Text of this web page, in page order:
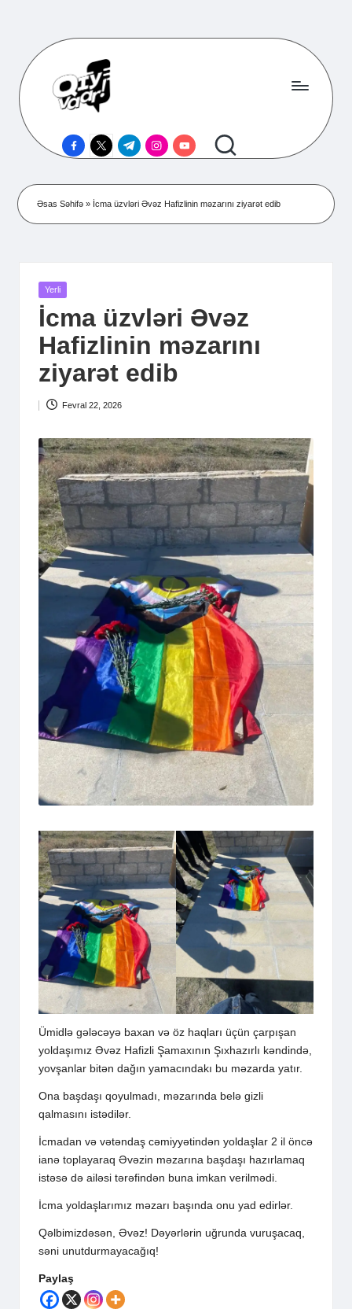
content
ı
y
V
r!
Media
Portalı
facebook.com
twitter.com
t.me instagram.com
youtube.com
Əsas Səhifə » İcma üzvləri Əvəz Hafizlinin məzarını ziyarət edib
Posted
in
Yerli
İcma üzvləri Əvəz
Hafizlinin məzarını
ziyarət edib
Fevral 22, 2026
Ümidlə gələcəyə baxan və öz haqları üçün çarpışan
yoldaşımız Əvəz Hafizli Şamaxının Şıxhazırlı kəndində,
yovşanlar bitən dağın yamacındakı bu məzarda yatır.
Ona başdaşı qoyulmadı, məzarında belə gizli
qalmasını istədilər.
İcmadan və vətəndaş cəmiyyətindən yoldaşlar 2 il öncə
ianə toplayaraq Əvəzin məzarına başdaşı hazırlamaq
istəsə də ailəsi tərəfindən buna imkan verilmədi.
İcma yoldaşlarımız məzarı başında onu yad edirlər.
Qəlbimizdəsən, Əvəz! Dəyərlərin uğrunda vuruşacaq,
səni unutdurmayacağıq!
Paylaş